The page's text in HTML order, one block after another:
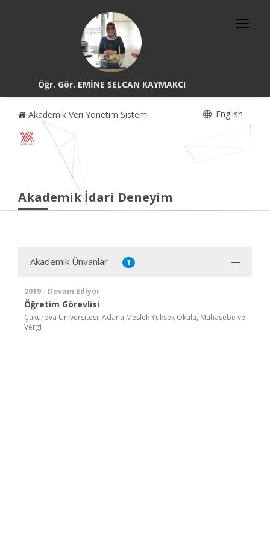
Öğr. Gör. EMİNE SELCAN KAYMAKCI
Akademik Veri Yönetim Sistemi English
Akademik İdari Deneyim
Akademik Ünvanlar 1
2019 - Devam Ediyor
Öğretim Görevlisi
Çukurova Üniversitesi, Adana Meslek Yüksek Okulu, Muhasebe ve
Vergi